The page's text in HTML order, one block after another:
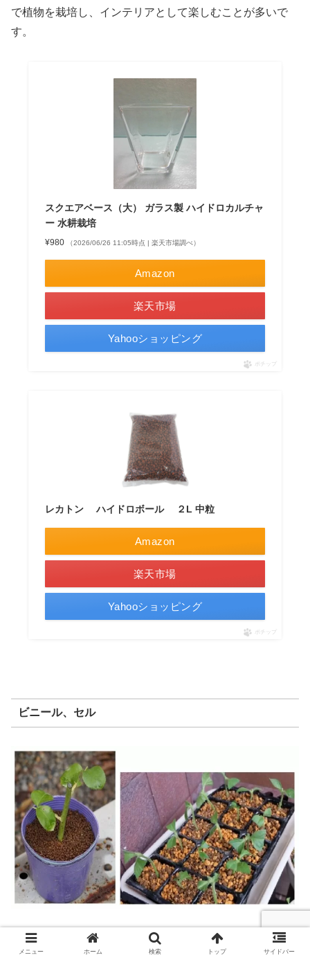
で植物を栽培し、インテリアとして楽しむことが多いで
す。
スクエアベース（大） ガラス製 ハイドロカルチャ
ー 水耕栽培
¥980 （2026/06/26 11:05時点 | 楽天市場調べ）
Amazon
楽天市場
Yahooショッピング
ポチップ
レカトン ハイドロボール ２L 中粒
Amazon
楽天市場
Yahooショッピング
ポチップ
ビニール、セル
種まきや育苗で使います。仮植えなので、成長したら鉢や
地植えで定植します。
メニュー ホーム 検索 トップ サイドバー